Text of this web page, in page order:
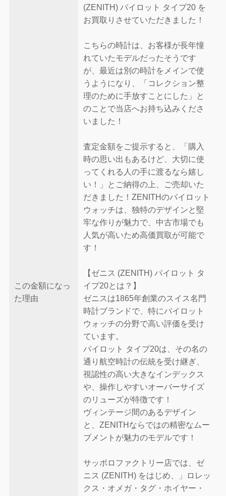
この金額になっ
た理由
(ZENITH) パイロット タイプ20 を
お買取りさせていただきました！
こちらの時計は、お客様が長年憧
れていたモデルだったそうです
が、最近は別の時計をメインで使
うようになり、「コレクション整
理のために手放すことにした」と
のことで当店へお持ち込みくださ
いました！
査定金額をご提示すると、「購入
時の思い出もあるけど、大切に使
ってくれる人の手に渡るなら嬉し
い！」とご納得の上、ご売却いた
だきました！ZENITHのパイロット
ウォッチは、独特のデザインと堅
牢な作りが魅力で、中古市場でも
人気が高いため高価買取が可能で
す！
【ゼニス (ZENITH) パイロット タ
イプ20とは？】
ゼニスは1865年創業のスイス名門
時計ブランドで、特にパイロット
ウォッチの分野で高い評価を受け
ています。
パイロット タイプ20は、その名の
通り航空時計の伝統を受け継ぎ、
視認性の高い大きなインデックス
や、操作しやすいオーバーサイズ
のリューズが特徴です！
ヴィンテージ間のあるデザイン
と、ZENITHならではの精密なムー
ブメントが魅力のモデルです！
サッポロファクトリー店では、ゼ
ニス (ZENITH) をはじめ、」ロレッ
クス・オメガ・タグ・ホイヤー・